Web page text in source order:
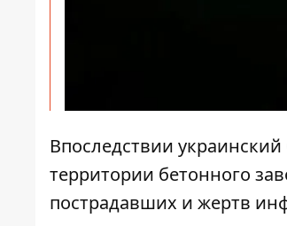
Впоследствии
территории бетонного
пострадавших и жертв